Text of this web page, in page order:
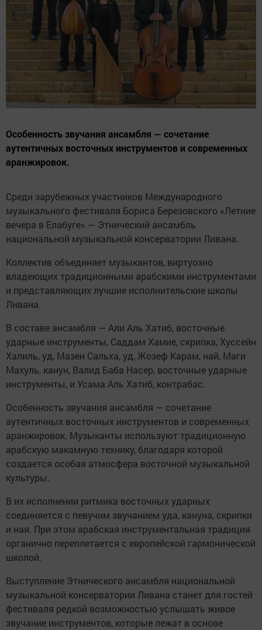
Особенность звучания ансамбля — сочетание
аутентичных восточных инструментов и современных
аранжировок.
Среди зарубежных участников Международного
музыкального фестиваля Бориса Березовского «Летние
вечера в Елабуге» — Этнический ансамбль
национальной музыкальной консерватории Ливана.
Коллектив объединяет музыкантов, виртуозно
владеющих традиционными арабскими инструментами
и представляющих лучшие исполнительские школы
Ливана.
В составе ансамбля — Али Аль Хатиб, восточные
ударные инструменты, Саддам Хамие, скрипка, Хуссейн
Халиль, уд, Мазен Сальха, уд, Жозеф Карам, най, Маги
Махуль, канун, Валид Баба Насер, восточные ударные
инструменты, и Усама Аль Хатиб, контрабас.
Особенность звучания ансамбля — сочетание
аутентичных восточных инструментов и современных
аранжировок. Музыканты используют традиционную
арабскую макамную технику, благодаря которой
создается особая атмосфера восточной музыкальной
культуры.
В их исполнении ритмика восточных ударных
соединяется с певучим звучанием уда, кануна, скрипки
и ная. При этом арабская инструментальная традиция
органично переплетается с европейской гармонической
школой.
Выступление Этнического ансамбля национальной
музыкальной консерватории Ливана станет для гостей
фестиваля редкой возможностью услышать живое
звучание инструментов, которые лежат в основе